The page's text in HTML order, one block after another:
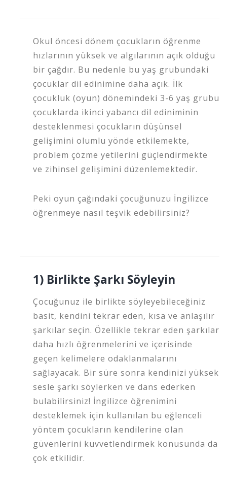
Okul öncesi dönem çocukların öğrenme
hızlarının yüksek ve algılarının açık olduğu
bir çağdır. Bu nedenle bu yaş grubundaki
çocuklar dil edinimine daha açık. İlk
çocukluk (oyun) dönemindeki 3-6 yaş grubu
çocuklarda ikinci yabancı dil ediniminin
desteklenmesi çocukların düşünsel
gelişimini olumlu yönde etkilemekte,
problem çözme yetilerini güçlendirmekte
ve zihinsel gelişimini düzenlemektedir.
Peki oyun çağındaki çocuğunuzu İngilizce
öğrenmeye nasıl teşvik edebilirsiniz?
1) Birlikte Şarkı Söyleyin
Çocuğunuz ile birlikte söyleyebileceğiniz
basit, kendini tekrar eden, kısa ve anlaşılır
şarkılar seçin. Özellikle tekrar eden şarkılar
daha hızlı öğrenmelerini ve içerisinde
geçen kelimelere odaklanmalarını
sağlayacak. Bir süre sonra kendinizi yüksek
sesle şarkı söylerken ve dans ederken
bulabilirsiniz! İngilizce öğrenimini
desteklemek için kullanılan bu eğlenceli
yöntem çocukların kendilerine olan
güvenlerini kuvvetlendirmek konusunda da
çok etkilidir.